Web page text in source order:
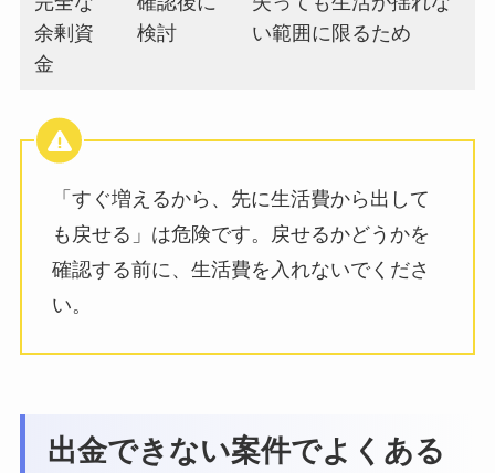
余剰資
金
検討
い範囲に限るため
「すぐ増えるから、先に生活費から出して
も戻せる」は危険です。戻せるかどうかを
確認する前に、生活費を入れないでくださ
い。
出金できない案件でよくある